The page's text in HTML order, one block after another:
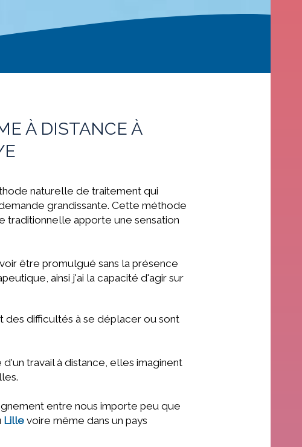
À DISTANCE À
naturelle de traitement qui
grandissante. Cette méthode
traditionnelle apporte une sensation
être promulgué sans la présence
ainsi j'ai la capacité d'agir sur
des difficultés à se déplacer ou sont
travail à distance, elles imaginent
entre nous importe peu que
Lille voire même dans un pays